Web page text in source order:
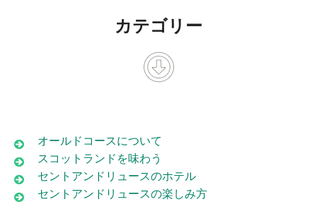
カテゴリー
オールドコースについて
スコットランドを味わう
セントアンドリュースのホテル
セントアンドリュースの楽しみ方